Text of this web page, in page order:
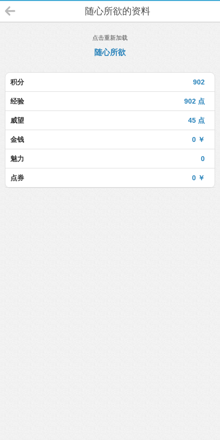
随心所欲的资料
点击重新加载
随心所欲
902
积分
902 点
经验
45 点
威望
0 ￥
金钱
0
魅力
0 ￥
点券